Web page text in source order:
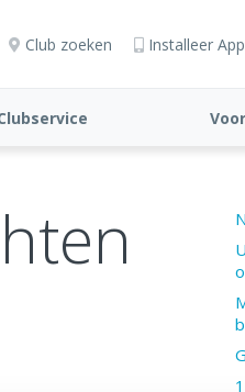
Club zoeken Installeer App